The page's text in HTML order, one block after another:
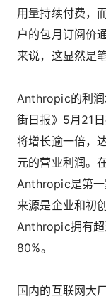
用量持续付费，
户的包月订阅价
来说，这显然是
Anthropic的利润
街日报》5月21
将增长逾一倍，
元的营业利润。
Anthropic是第一
来源是企业和初
Anthropic拥有超
80%。
国内的互联网大